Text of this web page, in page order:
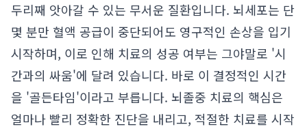
두리째 앗아갈 수 있는 무서운 질환입니다. 뇌세포는 단
몇 분만 혈액 공급이 중단되어도 영구적인 손상을 입기
시작하며, 이로 인해 치료의 성공 여부는 그야말로 '시
간과의 싸움'에 달려 있습니다. 바로 이 결정적인 시간
을 '골든타임'이라고 부릅니다. 뇌졸중 치료의 핵심은
얼마나 빨리 정확한 진단을 내리고, 적절한 치료를 시작